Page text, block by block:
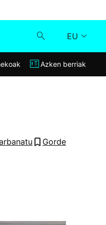
EU
Klisk
Azken berriak
Gorde